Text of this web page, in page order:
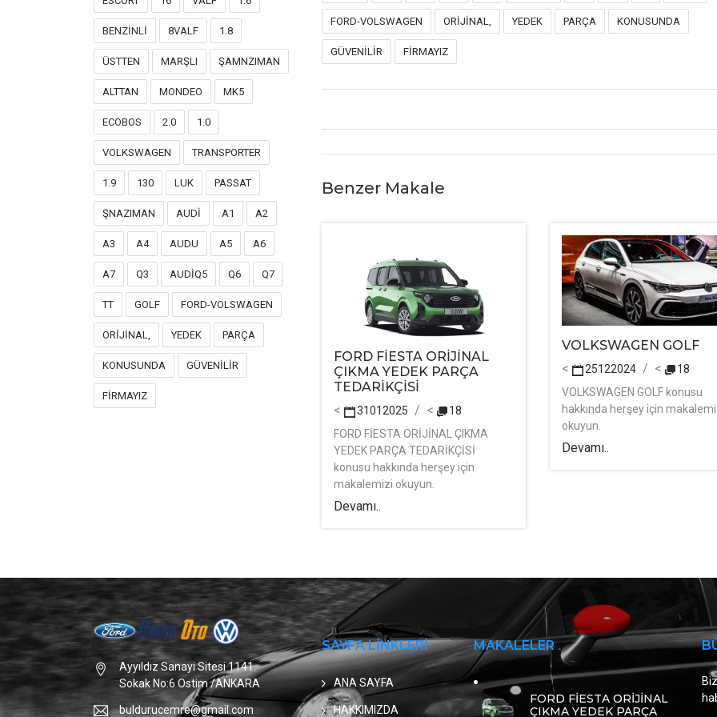
FORD-VOLSWAGEN ORİJİNAL, YEDEK PARÇA KONUSUNDA
GÜVENİLİR FİRMAYIZ
Benzer Makale
FORD FİESTA ORİJİNAL
ÇIKMA YEDEK PARÇA
TEDARİKÇİSİ
<
31012025 <
18
FORD FİESTA ORİJİNAL ÇIKMA
YEDEK PARÇA TEDARİKÇİSİ
konusu hakkında herşey için
makalemizi okuyun.
Devamı..
VOLKSWAGEN GOLF
<
25122024 <
18
VOLKSWAGEN GOLF konusu
hakkında herşey için
okuyun.
Devamı..
BENZİNLİ 8VALF 1.8
ÜSTTEN MARŞLI ŞAMNZIMAN
ALTTAN MONDEO MK5
ECOBOS 2.0 1.0
VOLKSWAGEN TRANSPORTER
1.9 130 LUK PASSAT
ŞNAZIMAN AUDİ A1 A2
A3 A4 AUDU A5 A6
A7 Q3 AUDİQ5 Q6 Q7
TT GOLF FORD-VOLSWAGEN
ORİJİNAL, YEDEK PARÇA
KONUSUNDA GÜVENİLİR
FİRMAYIZ
Ayyıldız Sanayi Sitesi 1141.
Sokak No:6 Ostim /ANKARA
buldurucemre@gmail.com
SAYFA LİNKLERİ
ANA SAYFA
HAKKIMIZDA
MAKALELER
FORD FİESTA ORİJİNAL
ÇIKMA YEDEK PARÇA